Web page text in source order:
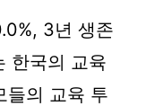
3년 생존
한국의 교육
들의 교육 투